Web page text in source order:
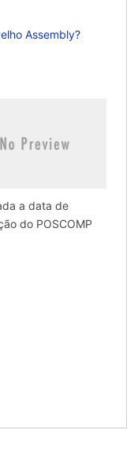
Assembly?
a data de
do POSCOMP